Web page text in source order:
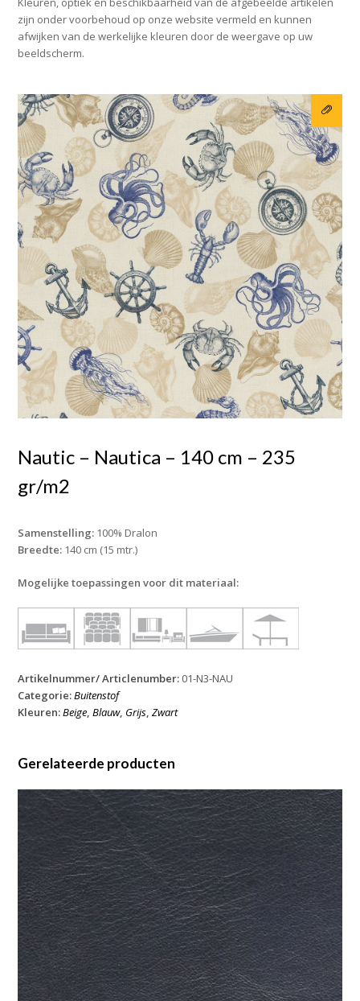
zijn onder voorbehoud op onze website vermeld en kunnen
afwijken van de werkelijke kleuren door de weergave op uw
beeldscherm.
Nautic – Nautica – 140 cm – 235
gr/m2
Samenstelling: 100% Dralon
Breedte: 140 cm (15 mtr.)
Mogelijke toepassingen voor dit materiaal:
Artikelnummer/ Articlenumber: 01-N3-NAU
Categorie:Buitenstof
Kleuren:Beige,Blauw, Grijs,Zwart
Gerelateerde producten